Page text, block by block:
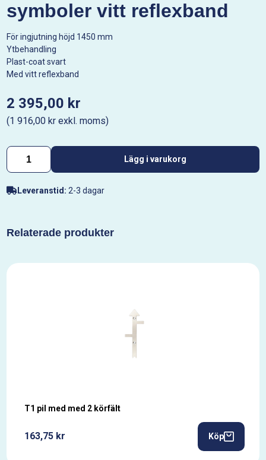
symboler vitt reflexband
För ingjutning höjd 1450 mm
Ytbehandling
Plast-coat svart
Med vitt reflexband
2 395,00 kr
(1 916,00 kr exkl. moms)
Lägg i varukorg
Leveranstid: 2-3 dagar
Relaterade produkter
T1 pil med med 2 körfält
163,75 kr Köp